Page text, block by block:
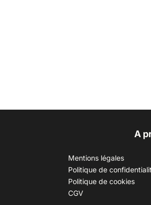
A
Mentions légales
Politique de
Politique de cookies
CGV